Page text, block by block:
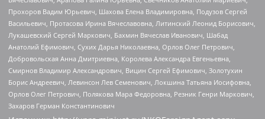
Прохоров Вадим Юрьевич, Шахова Елена Владимировна, Подузов Сергей
Васильевич, Протасова Ирина Вячеславовна, Литинский Леонид Борисович,
Лукашевский Сергей Маркович, Бахмин Вячеслав Иванович, Шабад
Анатолий Ефимович, Сухих Дарья Николаевна, Орлов Олег Петрович,
Добровольская Анна Дмитриевна, Королева Александра Евгеньевна,
Смирнов Владимир Александрович, Вицин Сергей Ефимович, Золотухин
Борис Андреевич, Левинсон Лев Семенович, Локшина Татьяна Иосифовна,
Орлов Олег Петрович, Полякова Мара Федоровна, Резник Генри Маркович,
Захаров Герман Константинович